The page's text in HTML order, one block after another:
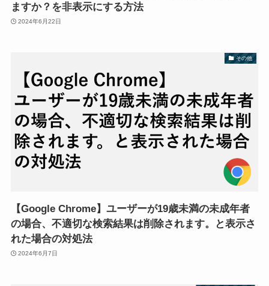
ますか？を非表示にする方法
2024年6月22日
その他
【Google Chrome】ユーザーが19歳未満の未成年者
の場合、不適切な検索結果は削除されます。と表示さ
れた場合の対処法
2024年6月7日